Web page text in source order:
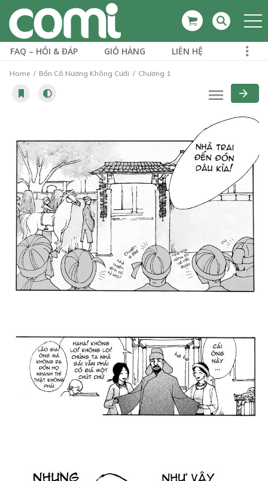
FAQ – HỎI & ĐÁP GIỎ HÀNG LIÊN HỆ
Home Bổn Cô Nương Không Cưới Chương 1